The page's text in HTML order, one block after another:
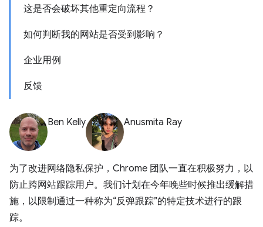
这是否会破坏其他重定向流程？
如何判断我的网站是否受到影响？
企业用例
反馈
Ben Kelly Anusmita Ray
为了改进网络隐私保护，Chrome 团队一直在积极努力，以
防止跨网站跟踪用户。我们计划在今年晚些时候推出缓解措
施，以限制通过一种称为“反弹跟踪”的特定技术进行的跟
踪。